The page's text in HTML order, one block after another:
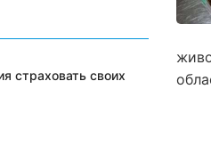
страховать своих